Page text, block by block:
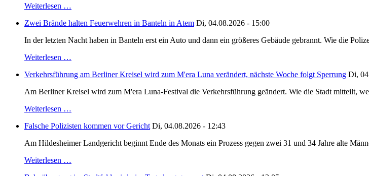
Weiterlesen …
Zwei Brände halten Feuerwehren in Banteln in Atem Di, 04.08.2026 - 15:00
In der letzten Nacht haben in Banteln erst ein Auto und dann ein größeres Gebäude gebrannt. Wie die
Weiterlesen …
Verkehrsführung am Berliner Kreisel wird zum M'era Luna verändert, nächste Woche folgt Sperrung Di,
Am Berliner Kreisel wird zum M'era Luna-Festival die Verkehrsführung geändert. Wie die Stadt mitteilt,
Weiterlesen …
Falsche Polizisten kommen vor Gericht Di, 04.08.2026 - 12:43
Am Hildesheimer Landgericht beginnt Ende des Monats ein Prozess gegen zwei 31 und 34 Jahre alte
Weiterlesen …